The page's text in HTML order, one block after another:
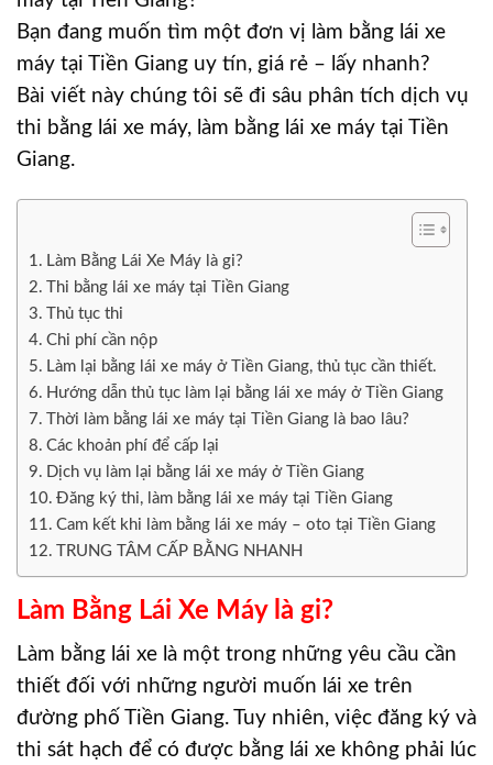
Bạn đang muốn tìm một đơn vị làm bằng lái xe
máy tại Tiền Giang uy tín, giá rẻ – lấy nhanh?
Bài viết này chúng tôi sẽ đi sâu phân tích dịch vụ
thi bằng lái xe máy, làm bằng lái xe máy tại Tiền
Giang.
Làm Bằng Lái Xe Máy là gi?
Thi bằng lái xe máy tại Tiền Giang
Thủ tục thi
Chi phí cần nộp
Làm lại bằng lái xe máy ở Tiền Giang, thủ tục cần thiết.
Hướng dẫn thủ tục làm lại bằng lái xe máy ở Tiền Giang
Thời làm bằng lái xe máy tại Tiền Giang là bao lâu?
Các khoản phí để cấp lại
Dịch vụ làm lại bằng lái xe máy ở Tiền Giang
Đăng ký thi, làm bằng lái xe máy tại Tiền Giang
Cam kết khi làm bằng lái xe máy – oto tại Tiền Giang
TRUNG TÂM CẤP BẰNG NHANH
Làm Bằng Lái Xe Máy là gi?
Làm bằng lái xe là một trong những yêu cầu cần
thiết đối với những người muốn lái xe trên
đường phố Tiền Giang. Tuy nhiên, việc đăng ký và
thi sát hạch để có được bằng lái xe không phải lúc